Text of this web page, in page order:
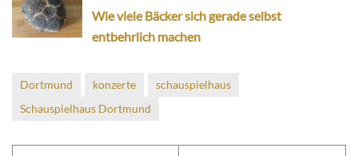
Wie viele Bäcker sich gerade selbst
entbehrlich machen
Dortmund konzerte
schauspielhaus
Schauspielhaus Dortmund